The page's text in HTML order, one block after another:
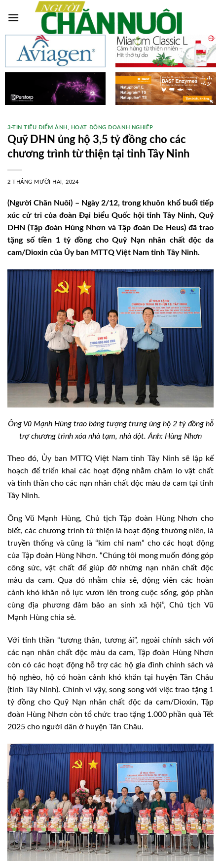
3-TIN TIÊU ĐIỂM ẢNH HOẠT ĐỘNG DOANH NGHIỆP
Quỹ DHN ủng hộ 3,5 tỷ đồng cho các
chương trình từ thiện tại tỉnh Tây Ninh
2 THÁNG MƯỜI HAI, 2024
(Người Chăn Nuôi) – Ngày 2/12, trong khuôn khổ buổi tiếp
xúc cử tri của đoàn Đại biểu Quốc hội tỉnh Tây Ninh, Quỹ
DHN (Tập đoàn Hùng Nhơn và Tập đoàn De Heus) đã trao
tặng số tiền 1 tỷ đồng cho Quỹ Nạn nhân chất độc da
cam/Dioxin của Ủy ban MTTQ Việt Nam tỉnh Tây Ninh.
Ông Vũ Mạnh Hùng trao bảng tượng trưng ùng hộ 2 tỷ đồng hỗ
trợ chương trình xóa nhà tạm, nhà dột. Ảnh: Hùng Nhơn
Theo đó, Ủy ban MTTQ Việt Nam tỉnh Tây Ninh sẽ lập kế
hoạch để triển khai các hoạt động nhằm chăm lo vật chất
và tinh thần cho các nạn nhân chất độc màu da cam tại tỉnh
Tây Ninh.
Ông Vũ Mạnh Hùng, Chủ tịch Tập đoàn Hùng Nhơn cho
biết, các chương trình từ thiện là hoạt động thường niên, là
truyền thống và cũng là “kim chỉ nam” cho các hoạt động
của Tập đoàn Hùng Nhơn. “Chúng tôi mong muốn đóng góp
công sức, vật chất để giúp đỡ những nạn nhân chất độc
màu da cam. Qua đó nhằm chia sẻ, động viên các hoàn
cảnh khó khăn nỗ lực vươn lên trong cuộc sống, góp phần
cùng địa phương đảm bảo an sinh xã hội”, Chủ tịch Vũ
Mạnh Hùng chia sẻ.
Với tinh thần “tương thân, tương ái”, ngoài chính sách với
các nạn nhân chất độc màu da cam, Tập đoàn Hùng Nhơn
còn có các hoạt động hỗ trợ các hộ gia đình chính sách và
hộ nghèo, hộ có hoàn cảnh khó khăn tại huyện Tân Châu
(tỉnh Tây Ninh). Chính vì vậy, song song với việc trao tặng 1
tỷ đồng cho Quỹ Nạn nhân chất độc da cam/Dioxin, Tập
đoàn Hùng Nhơn còn tổ chức trao tặng 1.000 phần quà Tết
2025 cho người dân ở huyện Tân Châu.